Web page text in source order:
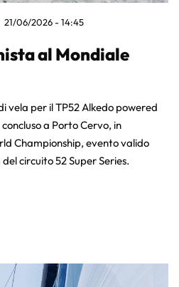
21/06/2026 - 14:45
al Mondiale
vela per il TP52 Alkedo powered
a Porto Cervo, in
Championship, evento valido
circuito 52 Super Series.